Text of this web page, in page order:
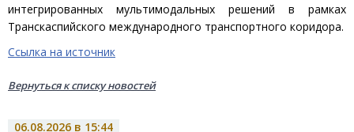
интегрированных мультимодальных решений в рамках
Транскаспийского международного транспортного коридора.
Ссылка на источник
Вернуться к списку новостей
06.08.2026 в 15:44